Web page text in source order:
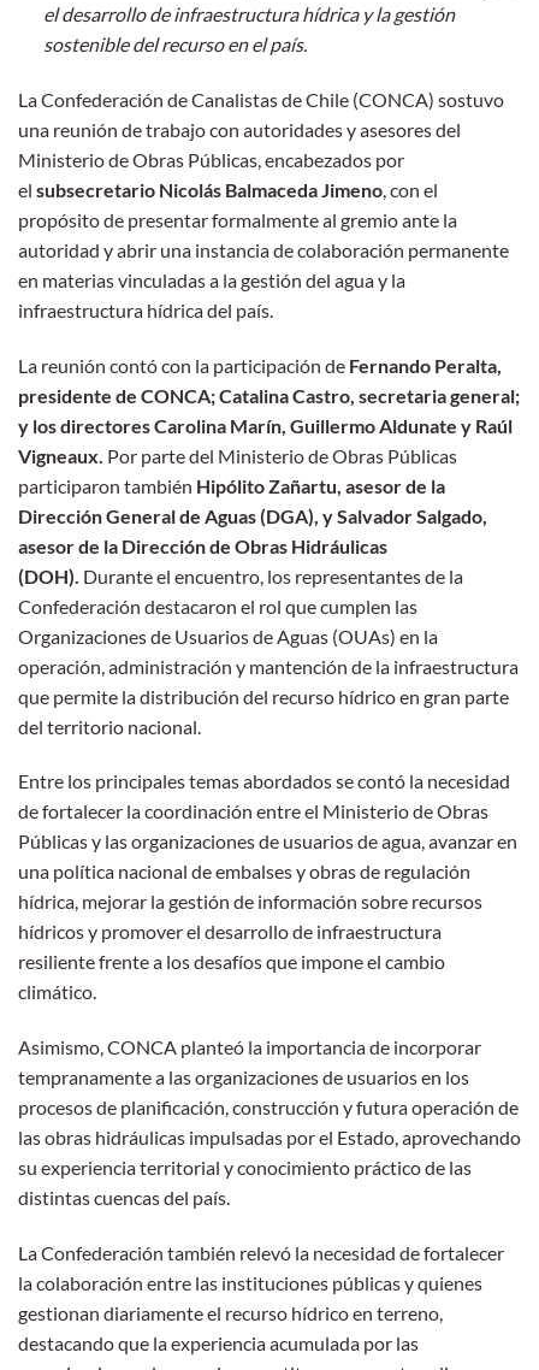
el desarrollo de infraestructura hídrica y la gestión
sostenible del recurso en el país.
La Confederación de Canalistas de Chile (CONCA) sostuvo
una reunión de trabajo con autoridades y asesores del
Ministerio de Obras Públicas, encabezados por
el subsecretario Nicolás Balmaceda Jimeno, con el
propósito de presentar formalmente al gremio ante la
autoridad y abrir una instancia de colaboración permanente
en materias vinculadas a la gestión del agua y la
infraestructura hídrica del país.
La reunión contó con la participación de Fernando Peralta,
presidente de CONCA; Catalina Castro, secretaria general;
y los directores Carolina Marín, Guillermo Aldunate y Raúl
Vigneaux. Por parte del Ministerio de Obras Públicas
participaron también Hipólito Zañartu, asesor de la
Dirección General de Aguas (DGA), y Salvador Salgado,
asesor de la Dirección de Obras Hidráulicas
(DOH). Durante el encuentro, los representantes de la
Confederación destacaron el rol que cumplen las
Organizaciones de Usuarios de Aguas (OUAs) en la
operación, administración y mantención de la infraestructura
que permite la distribución del recurso hídrico en gran parte
del territorio nacional.
Entre los principales temas abordados se contó la necesidad
de fortalecer la coordinación entre el Ministerio de Obras
Públicas y las organizaciones de usuarios de agua, avanzar en
una política nacional de embalses y obras de regulación
hídrica, mejorar la gestión de información sobre recursos
hídricos y promover el desarrollo de infraestructura
resiliente frente a los desafíos que impone el cambio
climático.
Asimismo, CONCA planteó la importancia de incorporar
tempranamente a las organizaciones de usuarios en los
procesos de planificación, construcción y futura operación de
las obras hidráulicas impulsadas por el Estado, aprovechando
su experiencia territorial y conocimiento práctico de las
distintas cuencas del país.
La Confederación también relevó la necesidad de fortalecer
la colaboración entre las instituciones públicas y quienes
gestionan diariamente el recurso hídrico en terreno,
destacando que la experiencia acumulada por las